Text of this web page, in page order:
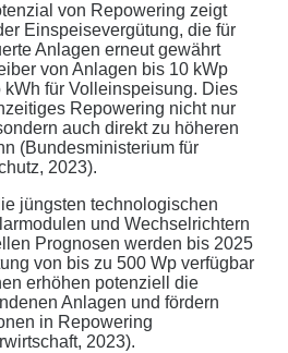
an Dritte
Art. 17 DSGVO
oder Spam
von Repowering zeigt
Einspeisevergütung, die für
Anlagen erneut gewährt
von Anlagen bis 10 kWp
für Volleinspeisung. Dies
Repowering nicht nur
auch direkt zu höheren
(Bundesministerium für
2023).
jüngsten technologischen
und Wechselrichtern
Prognosen werden bis 2025
von bis zu 500 Wp verfügbar
erhöhen potenziell die
Anlagen und fördern
in Repowering
2023).